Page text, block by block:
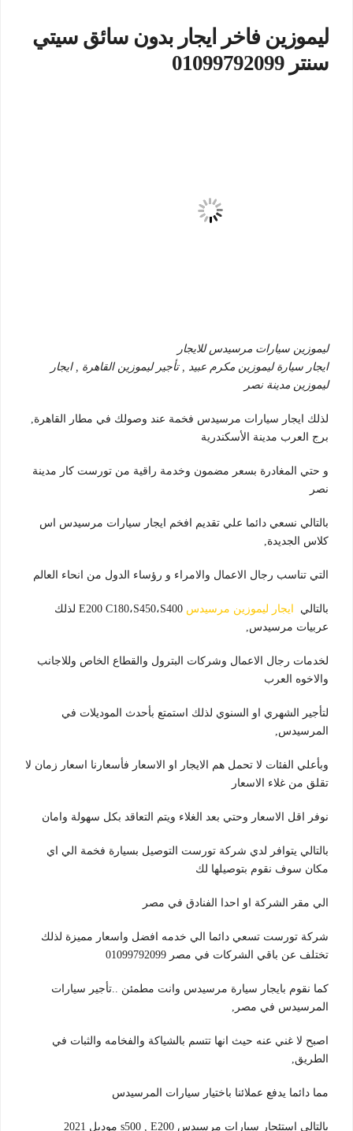
ليموزين فاخر ايجار بدون سائق سيتي
سنتر 01099792099
ليموزين سيارات مرسيدس للايجار
ايجار سيارة ليموزين مكرم عبيد , تأجير ليموزين القاهرة , ايجار
ليموزين مدينة نصر
لذلك ايجار سيارات مرسيدس فخمة عند وصولك في مطار القاهرة,
برج العرب مدينة الأسكندرية
و حتي المغادرة بسعر مضمون وخدمة راقية من تورست كار مدينة
نصر
بالتالي نسعي دائما علي تقديم افخم ايجار سيارات مرسيدس اس
كلاس الجديدة,
التي تناسب رجال الاعمال والامراء و رؤساء الدول من انحاء العالم
بالتالي ايجار ليموزين مرسيدس
E200 C180،S450،S400 لذلك
عربيات مرسيدس,
لخدمات رجال الاعمال وشركات البترول والقطاع الخاص وللاجانب
والاخوه العرب
لتأجير الشهري او السنوي لذلك استمتع بأحدث الموديلات في
المرسيدس,
وبأعلي الفئات لا تحمل هم الايجار او الاسعار فأسعارنا اسعار زمان لا
تقلق من غلاء الاسعار
نوفر اقل الاسعار وحتي بعد الغلاء ويتم التعاقد بكل سهولة وامان
بالتالي يتوافر لدي شركة تورست التوصيل بسيارة فخمة الي اي
مكان سوف نقوم بتوصيلها لك
الي مقر الشركة او احدا الفنادق في مصر
شركة تورست تسعي دائما الي خدمه افضل واسعار مميزة لذلك
تختلف عن باقي الشركات في مصر 01099792099
كما نقوم بايجار سيارة مرسيدس وانت مطمئن ..تأجير سيارات
المرسيدس في مصر,
اصبح لا غني عنه حيث انها تتسم بالشياكة والفخامه والثبات في
الطريق,
مما دائما يدفع عملائنا باختيار سيارات المرسيدس
بالتالي استئجار سيارات مرسيدس s500 , E200 موديل 2021